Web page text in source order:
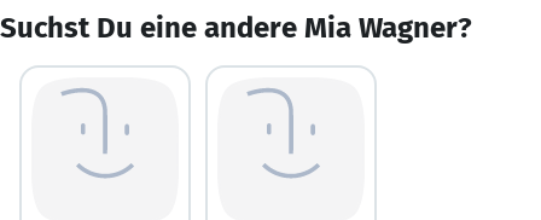
Suchst Du eine andere Mia Wagner?